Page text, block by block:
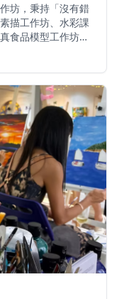
坊，秉持「沒有錯
描工作坊、水彩課
食品模型工作坊，
沉浸於創意體
，提供所需材料。
繪馬許願牌及逼真
忙都市人逃離日